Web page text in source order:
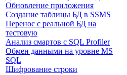
Обновление приложения
Создание таблицы БД в SSMS
Перенос с реальной БД на
тестовую
Анализ смартов с SQL Profiler
Обмен данными на уровне MS
SQL
Шифрование строки